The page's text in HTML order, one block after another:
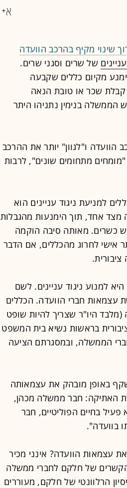
שינוי מקיף בהרכב הוועדה
של שרים וסגני שרים.
מקיום כללים שקבעה
קבלת שכר או טובת הנאה
הממשלה בנימין נתניהו היתר
ו"לגוון" יותר את ההרכב
מתחומים שונים", לרבות
למניעת ניגוד עניינים הוא
אחד, תוך הימנעות מהגבלות
כשרים. מאותה סיבה הוקמה
אישי לחרוג מהכללים, אם הדבר
למנוע ניגוד עניינים. לשם
עצמאות חברי הוועדה. הכללים
(מלבד היו"ר שצריך להיות שופט
2008 הציעה ועדה ציבורית בראשות נשיא בית המשפט
הממשלה, ובמסגרתם הציעה
באופן מובהק את עצמאותה
האתיקה: חבר ממשלה מכהן,
בחיים הפוליטיים, חבר
בוועדה".
עצמאות הוועדה? אינני מכיר
של חלקם לחברי ממשלה
הרלוונטי של חלקם, מעוררים